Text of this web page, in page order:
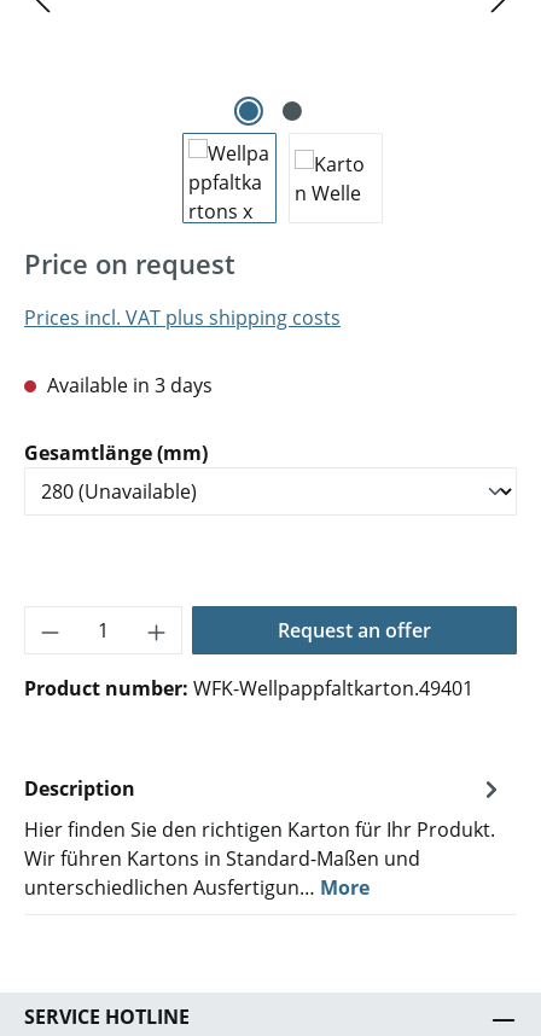
Price on request
Prices incl. VAT plus shipping costs
Available in 3 days
Select
Gesamtlänge (mm)
Product Quantity: Enter the desired
Request an offer
Product number: WFK-Wellpappfaltkarton.49401
Description
Hier finden Sie den richtigen Karton für Ihr Produkt.
Wir führen Kartons in Standard-Maßen und
unterschiedlichen Ausfertigun… More
SERVICE HOTLINE